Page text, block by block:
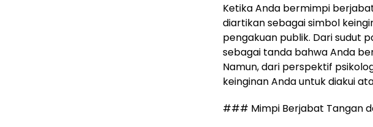
Ketika Anda bermimpi
diartikan sebagai simbol
pengakuan publik. Dari sudut
sebagai tanda bahwa Anda
Namun, dari perspektif
keinginan Anda untuk diakui
### Mimpi Berjabat Tangan